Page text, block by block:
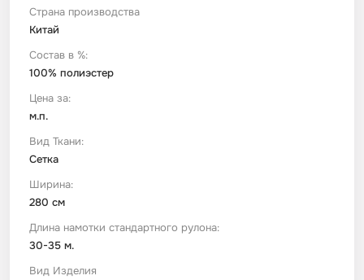
Страна производства
Китай
Состав в %:
100% полиэстер
Цена за:
м.п.
Вид Ткани:
Сетка
Ширина:
280 см
Длина намотки стандартного рулона:
30-35 м.
Вид Изделия
Штапель